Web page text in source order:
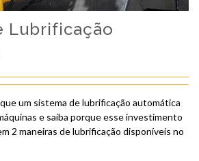
Lubrificação
um sistema de lubrificação automática
e saiba porque esse investimento
2 maneiras de lubrificação disponíveis no